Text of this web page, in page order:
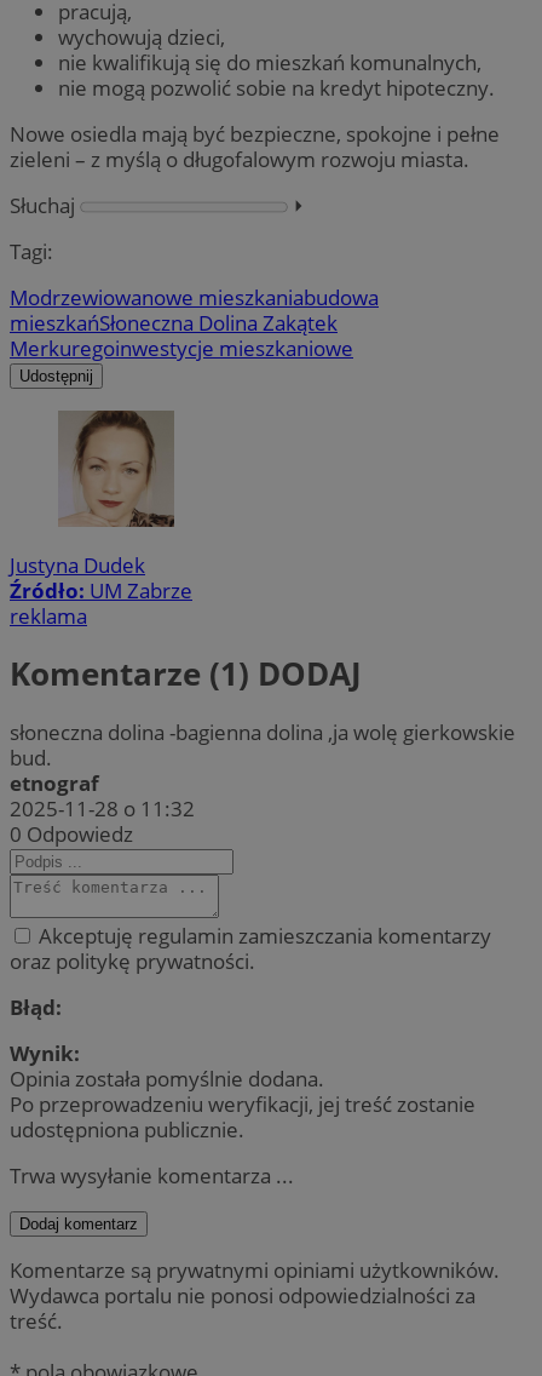
pracują,
wychowują dzieci,
nie kwalifikują się do mieszkań komunalnych,
nie mogą pozwolić sobie na kredyt hipoteczny.
Nowe osiedla mają być bezpieczne, spokojne i pełne
zieleni – z myślą o długofalowym rozwoju miasta.
Słuchaj
⏵︎
Tagi:
Modrzewiowanowe mieszkaniabudowa
mieszkańSłoneczna Dolina Zakątek
Merkuregoinwestycje mieszkaniowe
Udostępnij
Justyna Dudek
Źródło: UM Zabrze
reklama
Komentarze (1) DODAJ
słoneczna dolina -bagienna dolina ,ja wolę gierkowskie
bud.
etnograf
2025-11-28 o 11:32
0 Odpowiedz
Akceptuję regulamin zamieszczania komentarzy
oraz politykę prywatności.
Błąd:
Wynik:
Opinia została pomyślnie dodana.
Po przeprowadzeniu weryfikacji, jej treść zostanie
udostępniona publicznie.
Trwa wysyłanie komentarza ...
Dodaj komentarz
Komentarze są prywatnymi opiniami użytkowników.
Wydawca portalu nie ponosi odpowiedzialności za
treść.